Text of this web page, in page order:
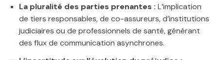
La pluralité des parties prenantes : L’implication
de tiers responsables, de co-assureurs, d’institutions
judiciaires ou de professionnels de santé, générant
des flux de communication asynchrones.